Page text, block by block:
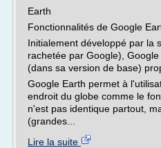
Earth
Fonctionnalités de Google
Initialement développé par la
rachetée par Google),
(dans sa version de base)
Google Earth permet à
endroit du globe comme le
n'est pas identique partout,
(grandes...
Lire la suite